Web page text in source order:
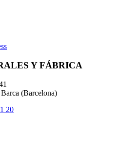
Y FÁBRICA
(Barcelona)
20